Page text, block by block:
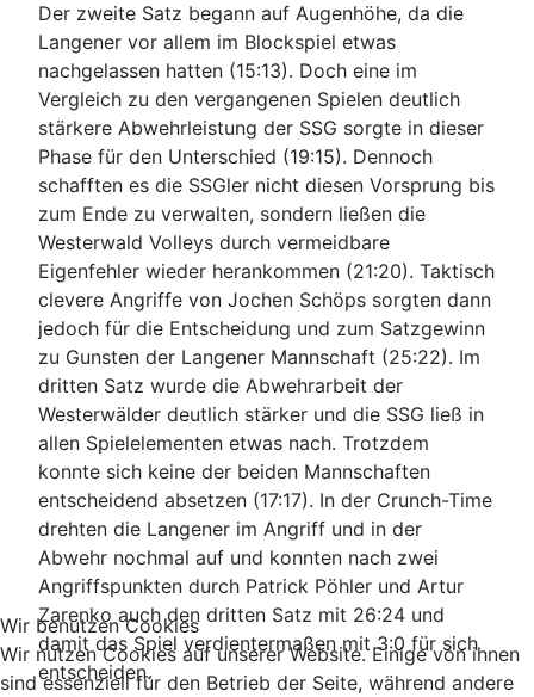
Der zweite Satz begann auf Augenhöhe, da die
Langener vor allem im Blockspiel etwas
nachgelassen hatten (15:13). Doch eine im
Vergleich zu den vergangenen Spielen deutlich
stärkere Abwehrleistung der SSG sorgte in dieser
Phase für den Unterschied (19:15). Dennoch
schafften es die SSGler nicht diesen Vorsprung bis
zum Ende zu verwalten, sondern ließen die
Westerwald Volleys durch vermeidbare
Eigenfehler wieder herankommen (21:20). Taktisch
clevere Angriffe von Jochen Schöps sorgten dann
jedoch für die Entscheidung und zum Satzgewinn
zu Gunsten der Langener Mannschaft (25:22). Im
dritten Satz wurde die Abwehrarbeit der
Westerwälder deutlich stärker und die SSG ließ in
allen Spielelementen etwas nach. Trotzdem
konnte sich keine der beiden Mannschaften
entscheidend absetzen (17:17). In der Crunch-Time
drehten die Langener im Angriff und in der
Abwehr nochmal auf und konnten nach zwei
Angriffspunkten durch Patrick Pöhler und Artur
Zarenko auch den dritten Satz mit 26:24 und
damit das Spiel verdientermaßen mit 3:0 für sich
entscheiden.
Wir benutzen Cookies
Wir nutzen Cookies auf unserer Website. Einige von ihnen
sind essenziell für den Betrieb der Seite, während andere